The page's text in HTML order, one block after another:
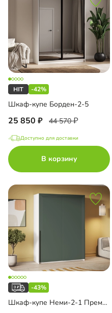
-42%
Шкаф-купе Борден-2-5
25 850 44 570
Доступно для доставки
В корзину
-43%
Шкаф-купе Неми-2-1 Премиум